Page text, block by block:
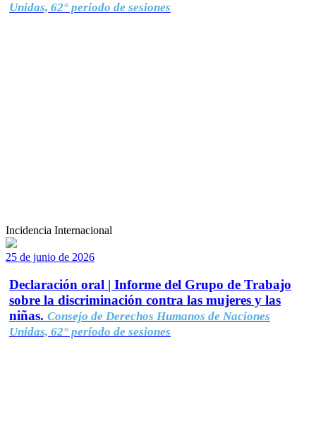
Unidas, 62° período de sesiones
Incidencia Internacional
25 de junio de 2026
Declaración oral | Informe del Grupo de Trabajo
sobre la discriminación contra las mujeres y las
niñas. Consejo de Derechos Humanos de Naciones
Unidas, 62° período de sesiones